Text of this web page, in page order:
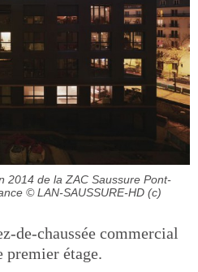
2014 de la ZAC Saussure Pont-
© LAN-SAUSSURE-HD (c)
de-chaussée commercial
premier étage.